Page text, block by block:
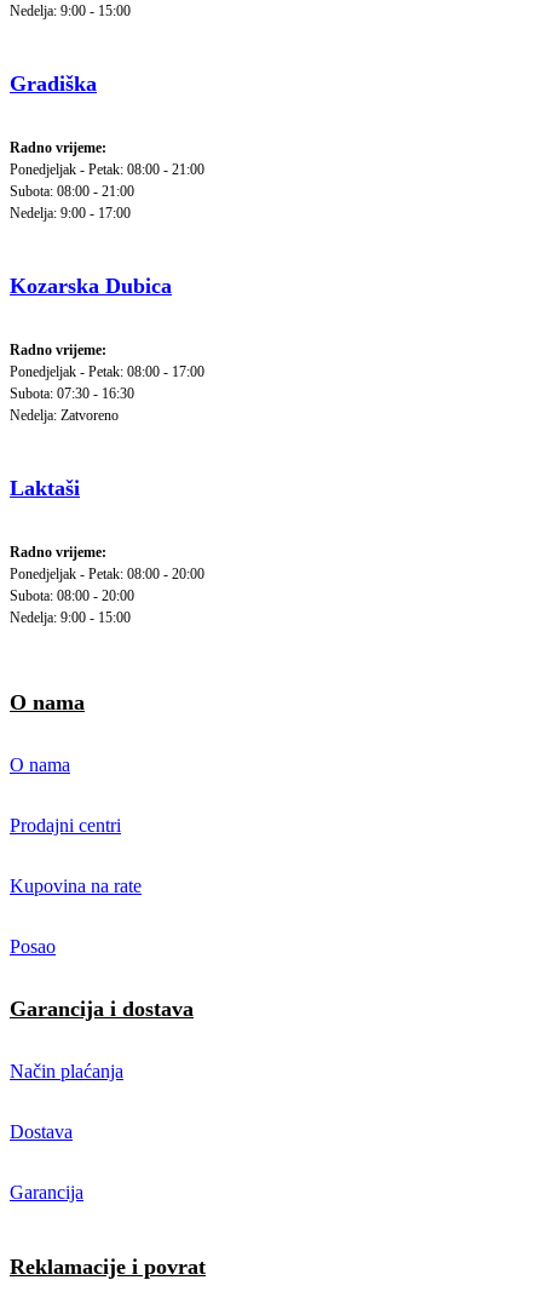
Nedelja: 9:00 - 15:00
Gradiška
Radno vrijeme:
Ponedjeljak - Petak: 08:00 - 21:00
Subota: 08:00 - 21:00
Nedelja: 9:00 - 17:00
Kozarska Dubica
Radno vrijeme:
Ponedjeljak - Petak: 08:00 - 17:00
Subota: 07:30 - 16:30
Nedelja: Zatvoreno
Laktaši
Radno vrijeme:
Ponedjeljak - Petak: 08:00 - 20:00
Subota: 08:00 - 20:00
Nedelja: 9:00 - 15:00
O nama
O nama
Prodajni centri
Kupovina na rate
Posao
Garancija i dostava
Način plaćanja
Dostava
Garancija
Reklamacije i povrat